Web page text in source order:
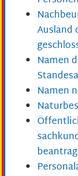
Ausland
Namen
Namen